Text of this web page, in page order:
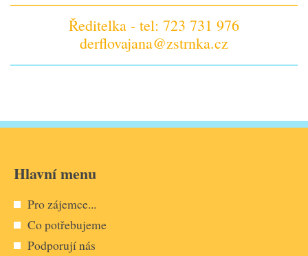
Ředitelka - tel: 723 731 976
derflovajana@zstrnka.cz
Hlavní menu
Pro zájemce...
Co potřebujeme
Podporují nás